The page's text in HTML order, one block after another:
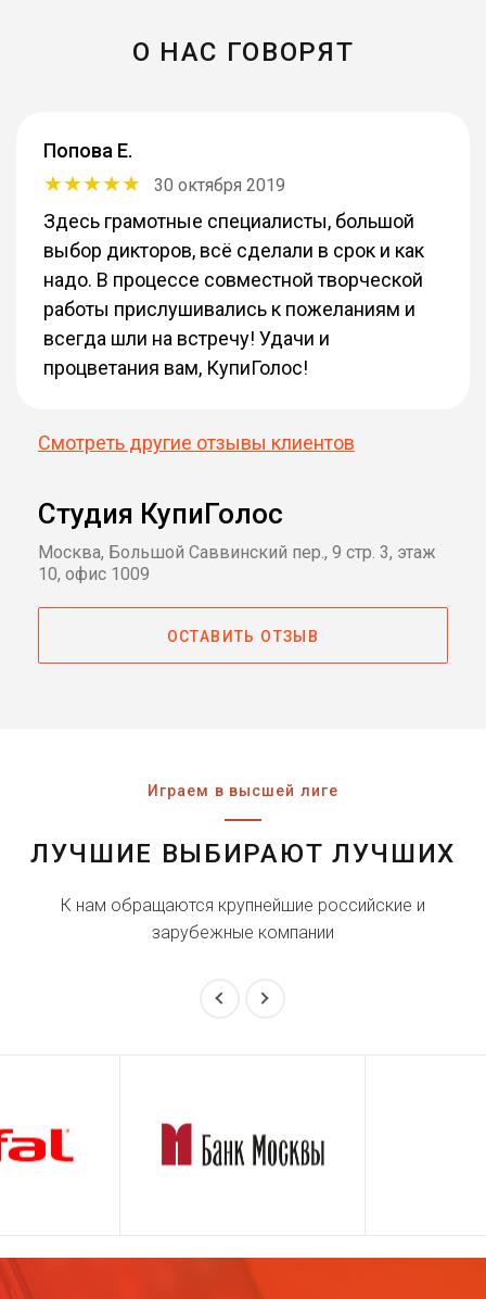
О НАС ГОВОРЯТ
Попова Е.
30 октября 2019
Здесь грамотные специалисты, большой
выбор дикторов, всё сделали в срок и как
надо. В процессе совместной творческой
работы прислушивались к пожеланиям и
всегда шли на встречу! Удачи и
процветания вам, КупиГолос!
Смотреть другие отзывы клиентов
Студия КупиГолос
Москва, Большой Саввинский пер., 9 стр. 3, этаж
10, офис 1009
ОСТАВИТЬ ОТЗЫВ
Играем в высшей лиге
ЛУЧШИЕ ВЫБИРАЮТ ЛУЧШИХ
К нам обращаются крупнейшие российские и
зарубежные компании